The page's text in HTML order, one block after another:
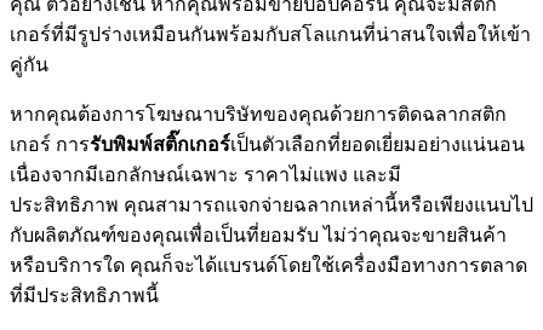
คุณ ตัวอย่างเช่น หากคุณพร้อมขายป๊อปคอร์น คุณจะมีสติก
เกอร์ที่มีรูปร่างเหมือนกันพร้อมกับสโลแกนที่น่าสนใจเพื่อให้เข้า
คู่กัน
หากคุณต้องการโฆษณาบริษัทของคุณด้วยการติดฉลากสติก
เกอร์ การรับพิมพ์สติ๊กเกอร์เป็นตัวเลือกที่ยอดเยี่ยมอย่างแน่นอน
เนื่องจากมีเอกลักษณ์เฉพาะ ราคาไม่แพง และมี
ประสิทธิภาพ คุณสามารถแจกจ่ายฉลากเหล่านี้หรือเพียงแนบไป
กับผลิตภัณฑ์ของคุณเพื่อเป็นที่ยอมรับ ไม่ว่าคุณจะขายสินค้า
หรือบริการใด คุณก็จะได้แบรนด์โดยใช้เครื่องมือทางการตลาด
ที่มีประสิทธิภาพนี้